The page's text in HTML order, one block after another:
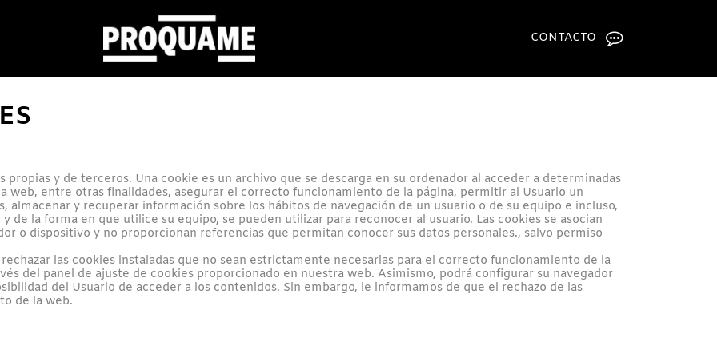
CONTACTO
propias y de terceros. Una cookie es un archivo que se descarga en su ordenador al acceder a determinadas
web, entre otras finalidades, asegurar el correcto funcionamiento de la página, permitir al Usuario un
almacenar y recuperar información sobre los hábitos de navegación de un usuario o de su equipo e incluso,
de la forma en que utilice su equipo, se pueden utilizar para reconocer al usuario. Las cookies se asocian
o dispositivo y no proporcionan referencias que permitan conocer sus datos personales., salvo permiso
las cookies instaladas que no sean estrictamente necesarias para el correcto funcionamiento de la
del panel de ajuste de cookies proporcionado en nuestra web. Asimismo, podrá configurar su navegador
del Usuario de acceder a los contenidos. Sin embargo, le informamos de que el rechazo de las
de la web.